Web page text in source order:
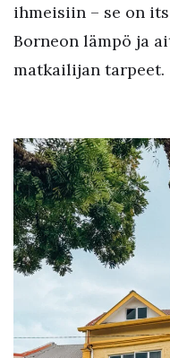
ihmeisiin – se on
Borneon lämpö ja
matkailijan tarpeet.